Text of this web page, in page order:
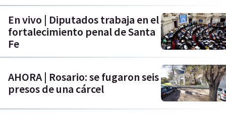
En vivo | Diputados trabaja en el
fortalecimiento penal de Santa
Fe
AHORA | Rosario: se fugaron seis
presos de una cárcel